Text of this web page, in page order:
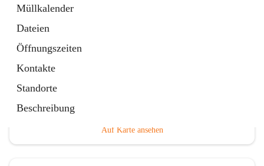
Müllkalender
Dateien
Öffnungszeiten
Kontakte
Standorte
Beschreibung
Auf Karte ansehen